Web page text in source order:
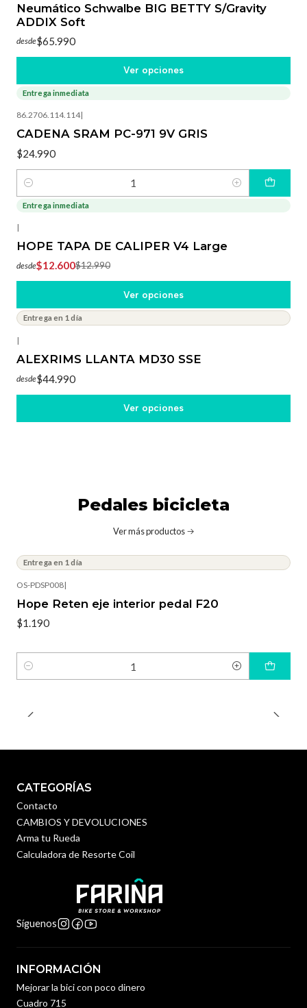
Neumático Schwalbe BIG BETTY S/Gravity
ADDIX Soft
desde$65.990
Ver opciones
Entrega inmediata
86.2706.114.114|
CADENA SRAM PC-971 9V GRIS
$24.990
Cantidad
-3%OFF
Entrega inmediata
|
HOPE TAPA DE CALIPER V4 Large
desde$12.600$12.990
Ver opciones
Entrega en 1 día
|
ALEXRIMS LLANTA MD30 SSE
desde$44.990
Ver opciones
Pedales bicicleta
Ver más productos
Entrega en 1 día
OS-PDSP008|
Hope Reten eje interior pedal F20
$1.190
Cantidad
CATEGORÍAS
Contacto
CAMBIOS Y DEVOLUCIONES
Arma tu Rueda
Calculadora de Resorte Coil
Síguenos
INFORMACIÓN
Mejorar la bici con poco dinero
Cuadro 715